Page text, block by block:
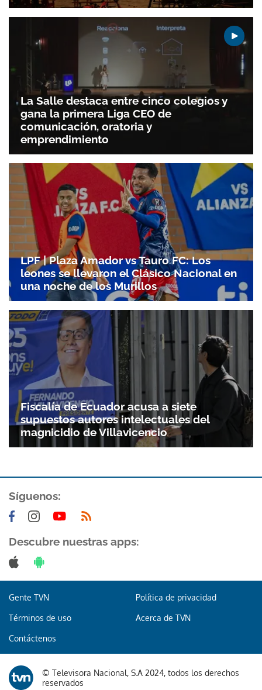
La Salle destaca entre cinco colegios y
gana la primera Liga CEO de
comunicación, oratoria y
emprendimiento
LPF | Plaza Amador vs Tauro FC: Los
leones se llevaron el Clásico Nacional en
una noche de los Murillos
Fiscalía de Ecuador acusa a siete
supuestos autores intelectuales del
magnicidio de Villavicencio
Síguenos:
Descubre nuestras apps:
Gente TVN Política de privacidad
Términos de uso Acerca de TVN
Contáctenos
© Televisora Nacional, S.A 2024, todos los derechos
reservados